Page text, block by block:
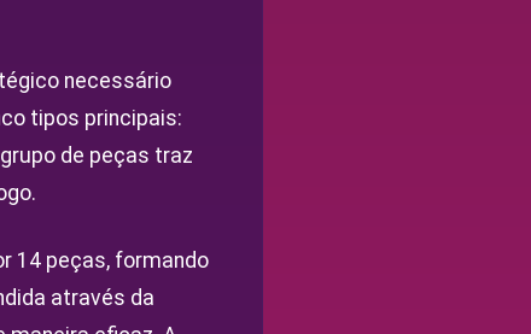
necessário
tipos principais:
de peças traz
14 peças, formando
através da